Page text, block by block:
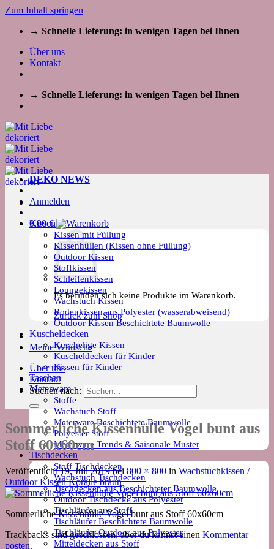
Zum Inhalt springen
→ Schnelle Lieferung: in wenigen Tagen bei Ihnen
Über uns
Kontakt
→ Schnelle Lieferung: in wenigen Tagen bei Ihnen
Kissen
Kissen mit Füllung
Kissenhüllen (Kissen ohne Füllung)
Outdoor Kissen
Stoffkissen
Schleifenkissen
Loungekissen
Wachstuch Kissen
Bodenkissen aus Polyester (wasserabweisend)
Outdoor Kissen Beschichtete Baumwolle
Kuscheldecken
Kuschelige Kissen
Kuscheldecken für Kinder
Kissen für Kinder
Taschen
Meterware
Stoffe
Wachstuch Stoff
Meterware Beschichtete Baumwolle
Polyester Stoff
Meterware Trends & Saisonale Muster
Tischdecken
Stoff Tischdecken
Wachstuch Tischdecken
Tischdecken aus Beschichteter Baumwolle
Outdoor Tischdecke aus Polyester
Tischläufer aus Stoff
Tischläufer Beschichtete Baumwolle
Tischläufer Outdoor aus Polyester
Mitteldecken aus Stoff
DEKO NEWS
Anmelden
0,00€
Es befinden sich keine Produkte im Warenkorb.
Zurück zum Shop
Meine Wünsche
Über uns
Kontakt
Suchen nach:
Sommerliche Kissenhülle Vogel bunt aus
Stoff 60x60cm
Veröffentlicht19. Juli 2019bei 800 × 800 in Wachstuchkissen /
Outdoor Kissen Koralle braun
Sommerliche Kissenhülle Vogel bunt aus Stoff 60x60cm
Trackbacks sind geschlossen, aber du kannst einen Kommentar
posten.